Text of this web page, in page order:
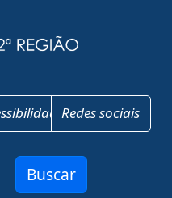
Redes sociais
Buscar